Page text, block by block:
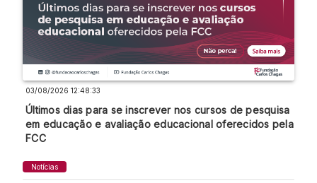
03/08/2026 12:48:33
Últimos dias para se inscrever nos cursos de pesquisa
em educação e avaliação educacional oferecidos pela
FCC
Notícias